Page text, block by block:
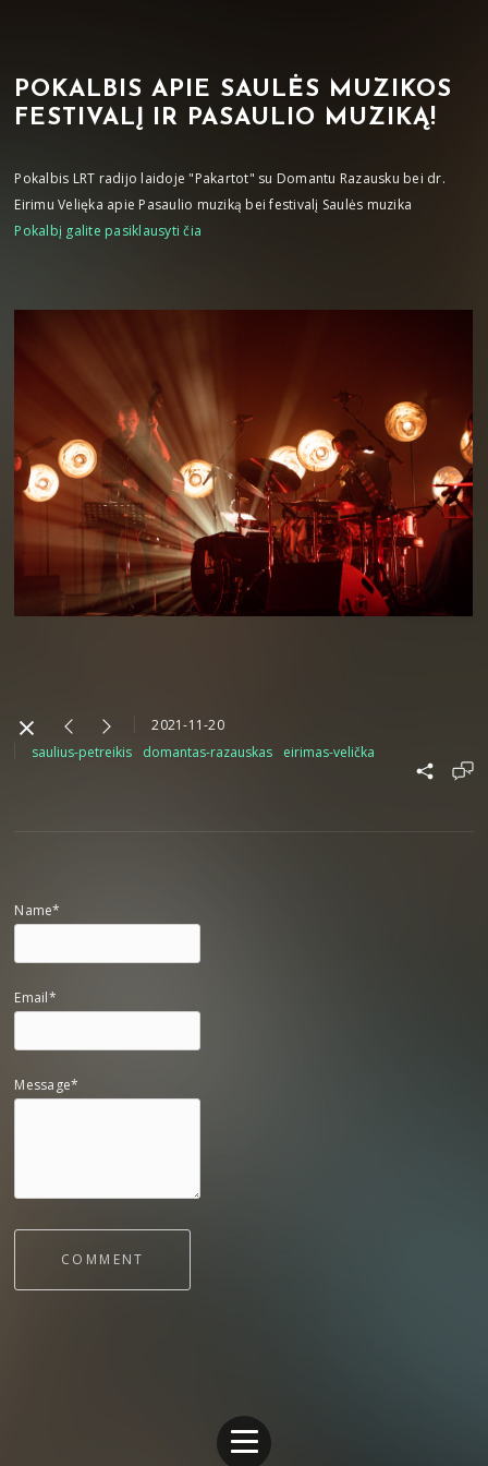
POKALBIS APIE SAULĖS MUZIKOS
FESTIVALĮ IR PASAULIO MUZIKĄ!
Pokalbis LRT radijo laidoje "Pakartot" su Domantu Razausku bei dr.
Eirimu Velięka apie Pasaulio muziką bei festivalį Saulės muzika
Pokalbį galite pasiklausyti čia
2021-11-20
saulius-petreikis
domantas-razauskas eirimas-velička
Name*
Email*
Message*
COMMENT